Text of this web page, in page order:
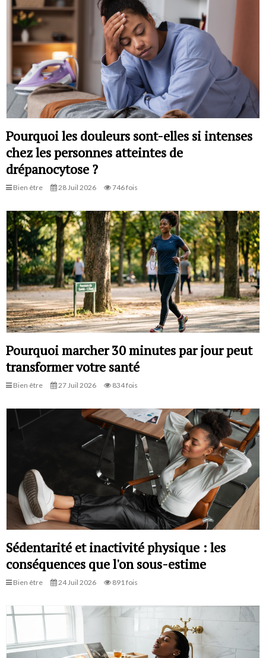
Pourquoi les douleurs sont-elles si intenses
chez les personnes atteintes de
drépanocytose ?
Bien être 28 Juil 2026 746 fois
Pourquoi marcher 30 minutes par jour peut
transformer votre santé
Bien être 27 Juil 2026 834 fois
Sédentarité et inactivité physique : les
conséquences que l'on sous-estime
Bien être 24 Juil 2026 891 fois